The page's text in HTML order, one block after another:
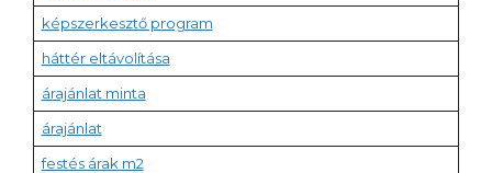
képszerkesztő program
háttér eltávolítása
árajánlat minta
árajánlat
festés árak m2